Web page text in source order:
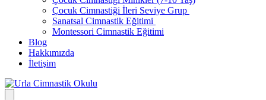
Çocuk Cimnastiği İleri Seviye Grup
Sanatsal Cimnastik Eğitimi
Montessori Cimnastik Eğitimi
Blog
Hakkımızda
İletişim